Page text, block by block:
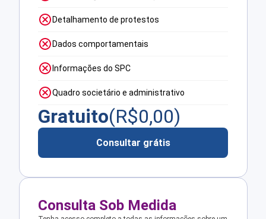
Detalhamento de protestos
Dados comportamentais
Informações do SPC
Quadro societário e administrativo
Gratuito(R$0,00)
Consultar grátis
Consulta Sob Medida